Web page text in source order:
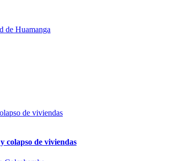
de Huamanga
colapso de viviendas